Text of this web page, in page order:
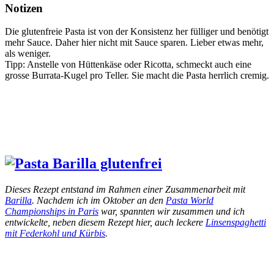
Notizen
Die glutenfreie Pasta ist von der Konsistenz her fülliger und benötigt
mehr Sauce. Daher hier nicht mit Sauce sparen. Lieber etwas mehr,
als weniger.
Tipp: Anstelle von Hüttenkäse oder Ricotta, schmeckt auch eine
grosse Burrata-Kugel pro Teller. Sie macht die Pasta herrlich cremig.
Dieses Rezept entstand im Rahmen einer Zusammenarbeit mit
Barilla. Nachdem ich im Oktober an den Pasta World
Championships in Paris war, spannten wir zusammen und ich
entwickelte, neben diesem Rezept hier, auch leckere Linsenspaghetti
mit Federkohl und Kürbis.